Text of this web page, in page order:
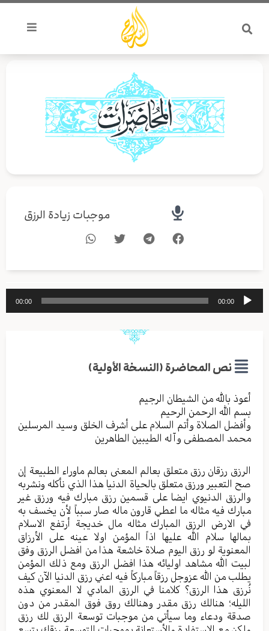
تخطي
المحتوى
موجبات زيادة الرزق
مشغل
الصوت
00:00
00:00
نص المحاضرة (النسخة الأولية)
أعوذ بالله من الشیطان الرجیم
بسم الله الرحمن الرحیم
وأفضل الصلاة وأتم السلام علی أشرف الخلق وسید المرسلین
محمد المصطفی وآله الطیبین الطاهرین
الرزق رزقان رزق متعلق بعالم المعنى بعالم ماوراء الطبيعة إن
صح التعبير ورزق متعلق بالحياة الدنيا هذا الذي نأكله ونشربه
والرزق الدنيوي ايضا على قسمين رزق مبارك فيه ورزق غير
مبارك فيه مثاله ما اعطي قارون ماله صار سبباً لأن يخسف به
في الارض الرزق المبارك مثاله مال خديجة أرتفع الاسلام
بمالها سلام الله عليها اذاً المؤمن اولا عينه على الأرزاق
المعنوية لو رزق اليوم صلاة خاشعة هذا من افضل الرزق وفق
لبيت الله مشاهد اوليائه هذا افضل الرزق ومع ذلك المؤمن
يطلب من الله عزوجل رزقاً مباركاً فيه اعني رزق الدنيا الآن كيف
نُرزق هذا الرزق؟ كلامنا في الرزق المادي لا المعنوي هذه
الليله؛ هنالك رزق مقدر وهنالك روق فوق المقدر من دون
صدقة ودعاء وما سيأتي من موجبات توسعة الرزق لك رزق